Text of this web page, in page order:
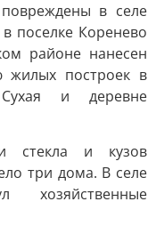
в селе
поселке Коренево
районе нанесен
жилых построек в
и деревне
стекла и кузов
три дома. В селе
хозяйственные